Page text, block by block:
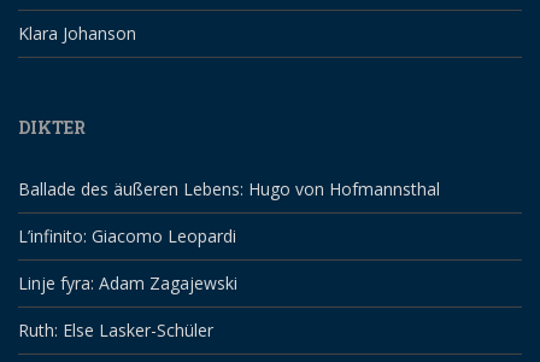
Klara Johanson
DIKTER
Ballade des äußeren Lebens: Hugo von Hofmannsthal
L’infinito: Giacomo Leopardi
Linje fyra: Adam Zagajewski
Ruth: Else Lasker-Schüler